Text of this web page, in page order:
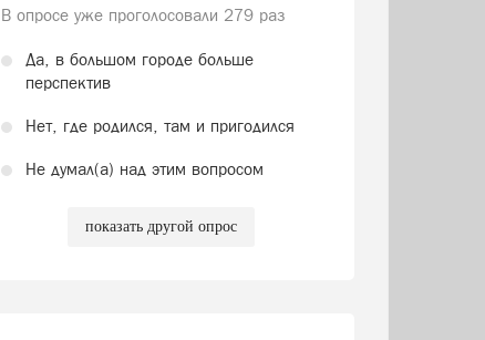
В опросе уже проголосовали 279 раз
Да, в большом городе больше
перспектив
Нет, где родился, там и пригодился
Не думал(а) над этим вопросом
показать другой опрос